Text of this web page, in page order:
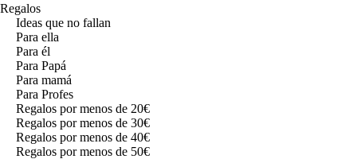
Regalos
Ideas que no fallan
Para ella
Para él
Para Papá
Para mamá
Para Profes
Regalos por menos de 20€
Regalos por menos de 30€
Regalos por menos de 40€
Regalos por menos de 50€